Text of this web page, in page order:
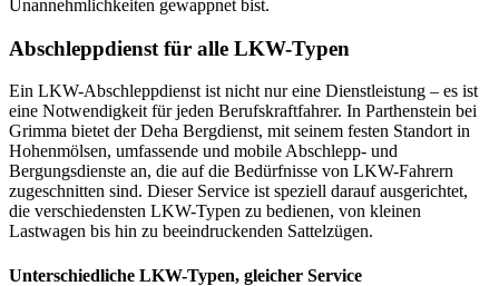
Unannehmlichkeiten gewappnet bist.
Abschleppdienst für alle LKW-Typen
Ein LKW-Abschleppdienst ist nicht nur eine Dienstleistung – es ist
eine Notwendigkeit für jeden Berufskraftfahrer. In Parthenstein bei
Grimma bietet der Deha Bergdienst, mit seinem festen Standort in
Hohenmölsen, umfassende und mobile Abschlepp- und
Bergungsdienste an, die auf die Bedürfnisse von LKW-Fahrern
zugeschnitten sind. Dieser Service ist speziell darauf ausgerichtet,
die verschiedensten LKW-Typen zu bedienen, von kleinen
Lastwagen bis hin zu beeindruckenden Sattelzügen.
Unterschiedliche LKW-Typen, gleicher Service